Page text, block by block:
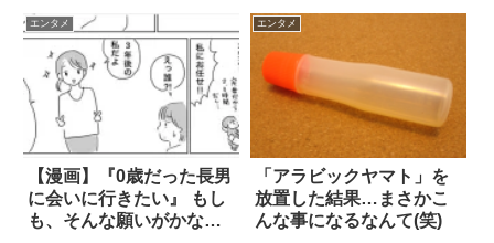
エンタメ
【漫画】『0歳だった長男
に会いに行きたい』 もし
も、そんな願いがかなっ
エンタメ
「アラビックヤマト」を
放置した結果…まさかこ
んな事になるなんて(笑)